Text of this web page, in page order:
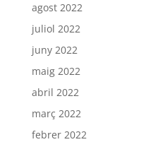
agost 2022
juliol 2022
juny 2022
maig 2022
abril 2022
març 2022
febrer 2022